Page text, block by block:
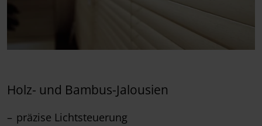
Holz- und Bambus-Jalousien
präzise Lichtsteuerung